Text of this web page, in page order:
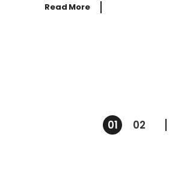
Read More
Posts01 02